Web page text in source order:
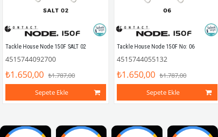
Tackle House Node 150F SALT 02
4515744092700
₺1.650,00 ₺1.787,00
Sepete Ekle
Tackle House Node 150F No: 06
4515744055132
₺1.650,00 ₺1.787,00
Sepete Ekle